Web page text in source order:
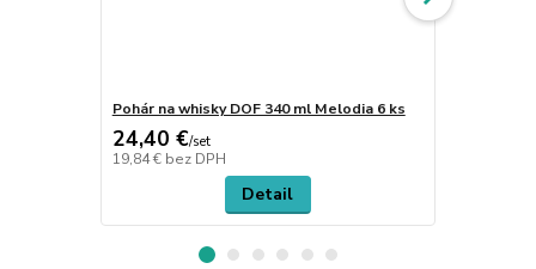
Pohár na whisky DOF 340 ml Melodia 6 ks
24,40 €/set
19,84 € bez DPH
Detail